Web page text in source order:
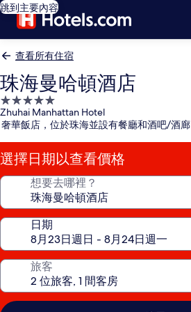
跳到主要內容
查看所有住宿
珠海曼哈頓酒店
5.0
星
級
住
宿
Zhuhai Manhattan Hotel
奢華飯店，位於珠海並設有餐廳和酒吧/酒廊
選擇日期以查看價格
想要去哪裡？
日期
旅客